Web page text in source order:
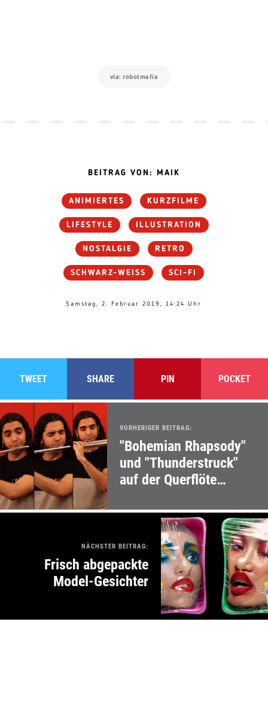
via: robotmafia
BEITRAG VON: MAIK
ANIMIERTES KURZFILME
LIFESTYLE ILLUSTRATION
NOSTALGIE RETRO
SCHWARZ-WEISS SCI-FI
Samstag, 2. Februar 2019, 14:24 Uhr
TWEET SHARE PIN POCKET
VORHERIGER BEITRAG:
"Bohemian Rhapsody"
und "Thunderstruck"
auf der Querflöte
NÄCHSTER BEITRAG:
Frisch abgepackte
Model-Gesichter